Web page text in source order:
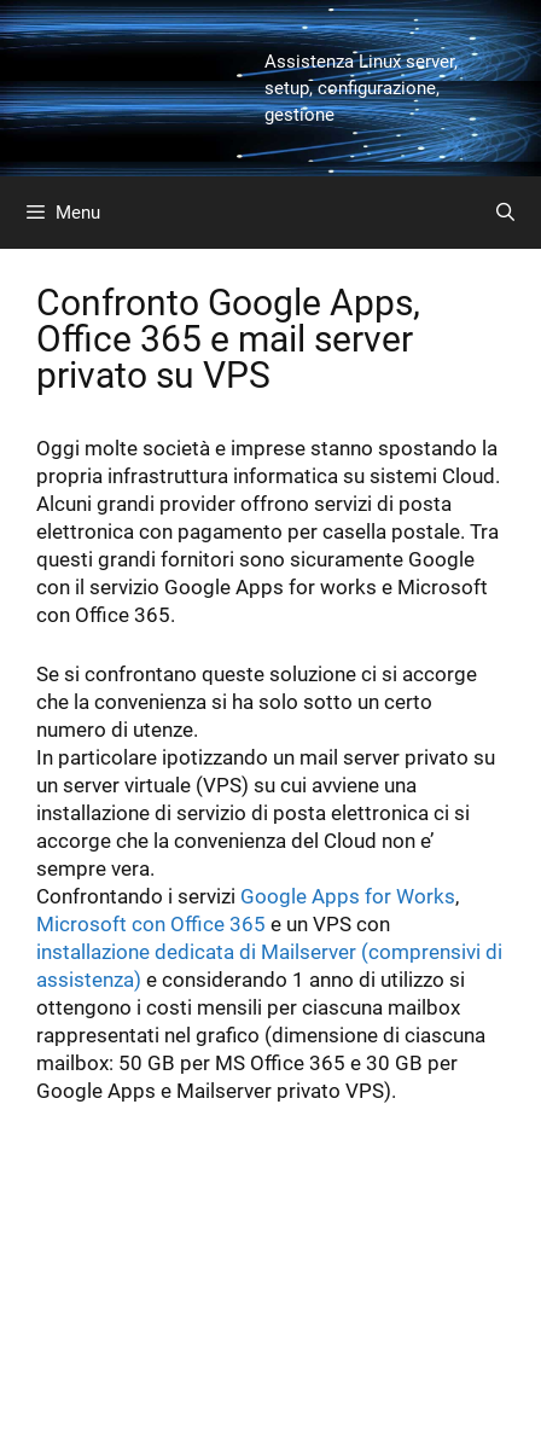
Vai
al
Assistenza Linux server,
setup, configurazione,
gestione
Menu
Confronto Google Apps,
Office 365 e mail server
privato su VPS
Oggi molte società e imprese stanno spostando la
propria infrastruttura informatica su sistemi Cloud.
Alcuni grandi provider offrono servizi di posta
elettronica con pagamento per casella postale. Tra
questi grandi fornitori sono sicuramente Google
con il servizio Google Apps for works e Microsoft
con Office 365.
Se si confrontano queste soluzione ci si accorge
che la convenienza si ha solo sotto un certo
numero di utenze.
In particolare ipotizzando un mail server privato su
un server virtuale (VPS) su cui avviene una
installazione di servizio di posta elettronica ci si
accorge che la convenienza del Cloud non e’
sempre vera.
Confrontando i servizi Google Apps for Works,
Microsoft con Office 365 e un VPS con
installazione dedicata di Mailserver (comprensivi di
assistenza) e considerando 1 anno di utilizzo si
ottengono i costi mensili per ciascuna mailbox
rappresentati nel grafico (dimensione di ciascuna
mailbox: 50 GB per MS Office 365 e 30 GB per
Google Apps e Mailserver privato VPS).